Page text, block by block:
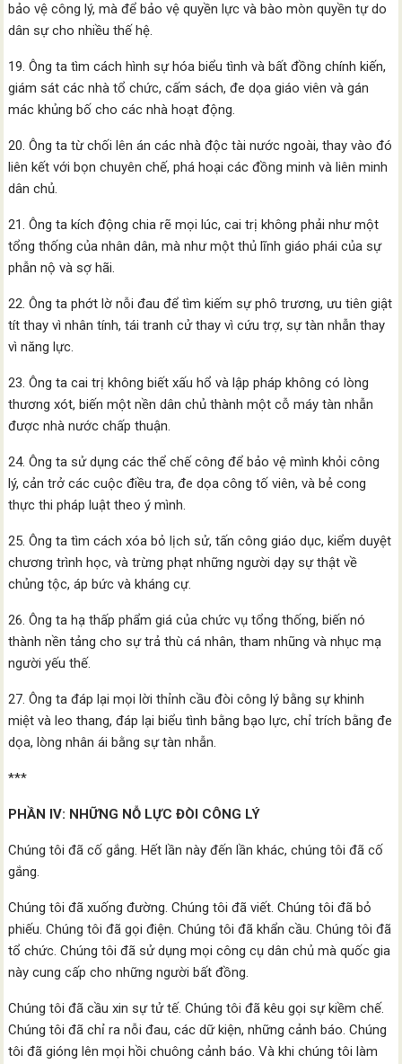
bảo vệ công lý, mà để bảo vệ quyền lực và bào mòn quyền tự do
dân sự cho nhiều thế hệ.
19. Ông ta tìm cách hình sự hóa biểu tình và bất đồng chính kiến,
giám sát các nhà tổ chức, cấm sách, đe dọa giáo viên và gán
mác khủng bố cho các nhà hoạt động.
20. Ông ta từ chối lên án các nhà độc tài nước ngoài, thay vào đó
liên kết với bọn chuyên chế, phá hoại các đồng minh và liên minh
dân chủ.
21. Ông ta kích động chia rẽ mọi lúc, cai trị không phải như một
tổng thống của nhân dân, mà như một thủ lĩnh giáo phái của sự
phẫn nộ và sợ hãi.
22. Ông ta phớt lờ nỗi đau để tìm kiếm sự phô trương, ưu tiên giật
tít thay vì nhân tính, tái tranh cử thay vì cứu trợ, sự tàn nhẫn thay
vì năng lực.
23. Ông ta cai trị không biết xấu hổ và lập pháp không có lòng
thương xót, biến một nền dân chủ thành một cỗ máy tàn nhẫn
được nhà nước chấp thuận.
24. Ông ta sử dụng các thể chế công để bảo vệ mình khỏi công
lý, cản trở các cuộc điều tra, đe dọa công tố viên, và bẻ cong
thực thi pháp luật theo ý mình.
25. Ông ta tìm cách xóa bỏ lịch sử, tấn công giáo dục, kiểm duyệt
chương trình học, và trừng phạt những người dạy sự thật về
chủng tộc, áp bức và kháng cự.
26. Ông ta hạ thấp phẩm giá của chức vụ tổng thống, biến nó
thành nền tảng cho sự trả thù cá nhân, tham nhũng và nhục mạ
người yếu thế.
27. Ông ta đáp lại mọi lời thỉnh cầu đòi công lý bằng sự khinh
miệt và leo thang, đáp lại biểu tình bằng bạo lực, chỉ trích bằng đe
dọa, lòng nhân ái bằng sự tàn nhẫn.
***
PHẦN IV: NHỮNG NỖ LỰC ĐÒI CÔNG LÝ
Chúng tôi đã cố gắng. Hết lần này đến lần khác, chúng tôi đã cố
gắng.
Chúng tôi đã xuống đường. Chúng tôi đã viết. Chúng tôi đã bỏ
phiếu. Chúng tôi đã gọi điện. Chúng tôi đã khẩn cầu. Chúng tôi đã
tổ chức. Chúng tôi đã sử dụng mọi công cụ dân chủ mà quốc gia
này cung cấp cho những người bất đồng.
Chúng tôi đã cầu xin sự tử tế. Chúng tôi đã kêu gọi sự kiềm chế.
Chúng tôi đã chỉ ra nỗi đau, các dữ kiện, những cảnh báo. Chúng
tôi đã gióng lên mọi hồi chuông cảnh báo. Và khi chúng tôi làm